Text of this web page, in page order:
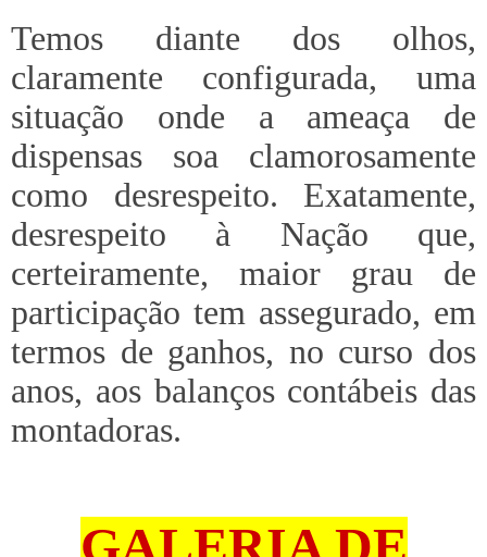
Temos diante dos olhos,
claramente configurada, uma
situação onde a ameaça de
dispensas soa clamorosamente
como desrespeito. Exatamente,
desrespeito à Nação que,
certeiramente, maior grau de
participação tem assegurado, em
termos de ganhos, no curso dos
anos, aos balanços contábeis das
montadoras.
GALERIA DE